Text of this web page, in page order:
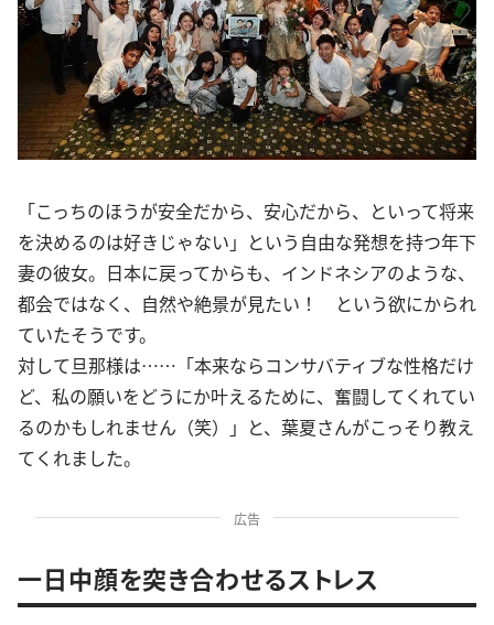
「こっちのほうが安全だから、安心だから、といって将来
を決めるのは好きじゃない」という自由な発想を持つ年下
妻の彼女。日本に戻ってからも、インドネシアのような、
都会ではなく、自然や絶景が見たい！ という欲にかられ
ていたそうです。
対して旦那様は……「本来ならコンサバティブな性格だけ
ど、私の願いをどうにか叶えるために、奮闘してくれてい
るのかもしれません（笑）」と、葉夏さんがこっそり教え
てくれました。
広告
一日中顔を突き合わせるストレス